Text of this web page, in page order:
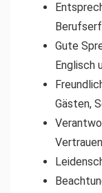
Gute
Englisch
Gästen,